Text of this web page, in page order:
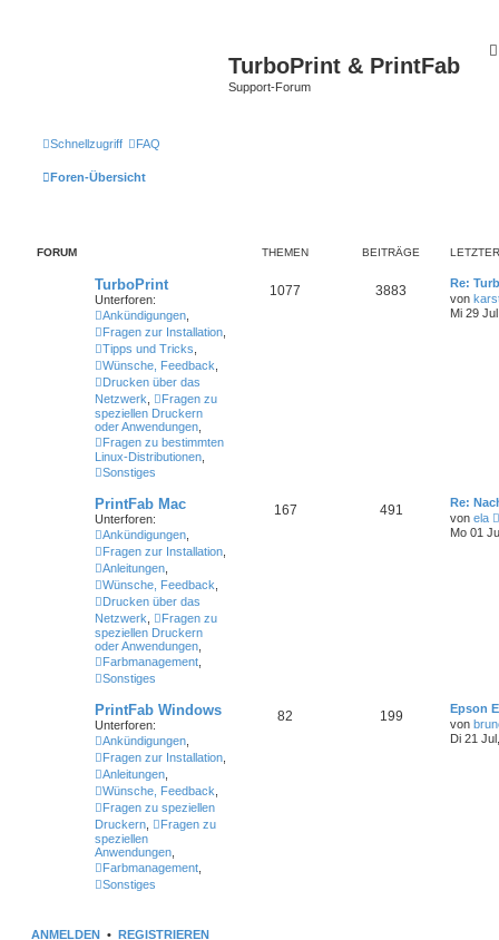
TurboPrint & PrintFab
Support-Forum
Schnellzugriff FAQ
Foren-Übersicht
FORUM THEMEN BEITRÄGE
TurboPrint
Unterforen:
Ankündigungen
Fragen zur Installation
Tipps und Tricks
Wünsche, Feedback
Drucken über das
Netzwerk
Fragen zu
speziellen Druckern
oder Anwendungen
Fragen zu bestimmten
Linux-Distributionen
Sonstiges
1077 3883
Re:
von
Mi 29
PrintFab Mac
Unterforen:
Ankündigungen
Fragen zur Installation
Anleitungen
Wünsche, Feedback
Drucken über das
Netzwerk
Fragen zu
speziellen Druckern
oder Anwendungen
Farbmanagement
Sonstiges
167 491
Re:
von ela
Mo 01
PrintFab Windows
Unterforen:
Ankündigungen
Fragen zur Installation
Anleitungen
Wünsche, Feedback
Fragen zu speziellen
Druckern
Fragen zu
speziellen
Anwendungen
Farbmanagement
Sonstiges
82 199
Epson
von
Di 21
ANMELDEN • REGISTRIEREN